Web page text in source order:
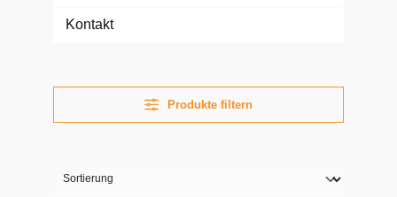
Kontakt
Produkte filtern